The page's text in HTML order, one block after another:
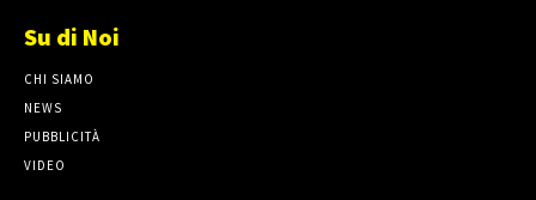
Su di Noi
CHI SIAMO
NEWS
PUBBLICITÀ
VIDEO